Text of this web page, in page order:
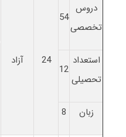
دروس
تخصصی
54
24 آزاد
استعداد
تحصیلی
12
زبان 8